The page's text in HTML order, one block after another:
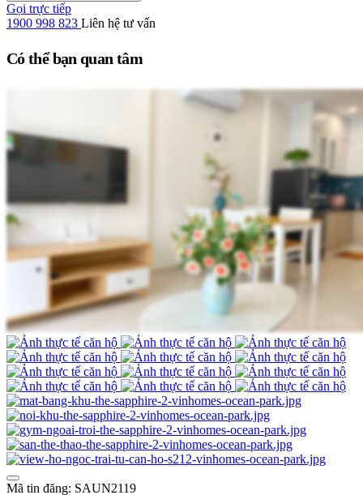
Gọi trực tiếp
1900 998 823 Liên hệ tư vấn
Có thể bạn quan tâm
Mã tin đăng: SAUN2119